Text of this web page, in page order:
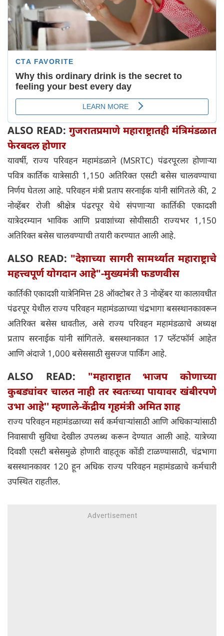
ALSO READ: गुजरातप्रमाणे महाराष्ट्रातही मंत्रिमंडळात
फेरबदल होणार
यावर्षी, राज्य परिवहन महामंडळाने (MSRTC) पंढरपूरला होणाऱ्या
पवित्र कार्तिक यात्रेसाठी 1,150 अतिरिक्त एसटी बसेस चालवण्याचा
निर्णय घेतला आहे. परिवहन मंत्री प्रताप सरनाईक यांनी सांगितले की, 2
नोव्हेंबर रोजी श्रीक्षेत्र पंढरपूर येथे संपणाऱ्या कार्तिकी एकादशी
यात्रेदरम्यान भाविक आणि प्रवाशांच्या सोयीसाठी राज्यभर 1,150
अतिरिक्त बसेस चालवण्याची तयारी करण्यात आली आहे.
ALSO READ: "देशाच्या सागरी सामर्थ्यात महाराष्ट्राचे
महत्त्वपूर्ण योगदान आहे"-मुख्यमंत्री फडणवीस
कार्तिकी एकादशी यात्रेनिमित्त 28 ऑक्टोबर ते 3 नोव्हेंबर या कालावधीत
पंढरपूर येथील राज्य परिवहन महामंडळाच्या चंद्रभागा बसस्थानकावरून
अतिरिक्त बसेस धावतील, असे राज्य परिवहन महामंडळाचे अध्यक्ष
प्रताप सरनाईक यांनी सांगितले. बसस्थानकात 17 प्लॅटफॉर्म आहेत
आणि अंदाजे 1,000 बसेससाठी सुसज्ज पार्किंग आहे.
ALSO READ: "महाराष्ट्रात भाजप कोणाच्या
कुबड्यांवर चालत नाही तर स्वतःच्या पायावर खंबीरपणे
उभा आहे'' म्हणाले-केंद्रीय गृहमंत्री अमित शाह
राज्य परिवहन महामंडळाच्या सर्व कर्मचाऱ्यांसाठी आणि अधिकाऱ्यांसाठी
निवासाची सुविधा देखील उपलब्ध करून देण्यात आली आहे. यात्रेच्या
दिवशी एसटी बसेसमुळे होणारी वाहतूक कोंडी टाळण्यासाठी, चंद्रभागा
बसस्थानकावर 120 हून अधिक राज्य परिवहन महामंडळाचे कर्मचारी
उपस्थित राहतील.